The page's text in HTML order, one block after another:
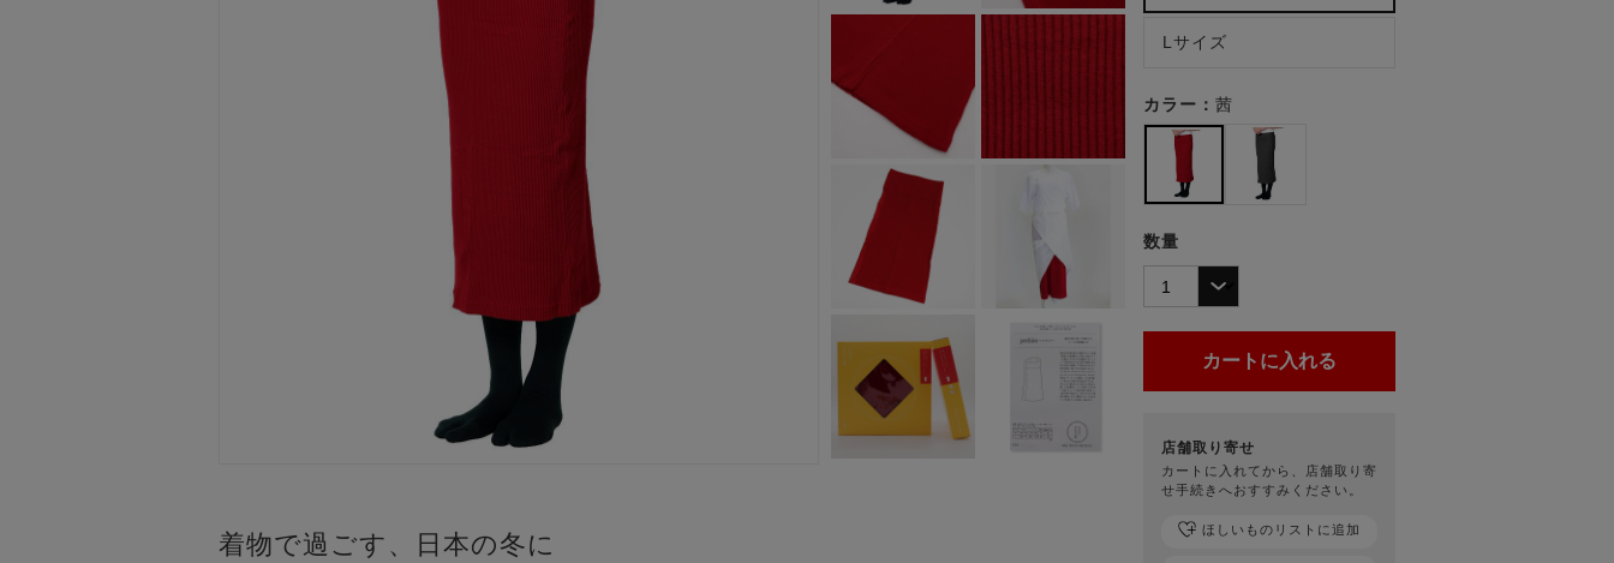
着物で過ごす、日本の冬に
Lサイズ
カラー： 茜
数量
店舗取り寄せ
カートに入れてから、店舗取り寄
せ手続きへおすすみください。
ほしいものリストに追加